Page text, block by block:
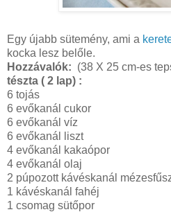
Egy újabb sütemény, ami a
kocka lesz belőle.
Hozzávalók: (38 X 25 cm-es
tészta ( 2 lap) :
6 tojás
6 evőkanál cukor
6 evőkanál víz
6 evőkanál liszt
4 evőkanál kakaópor
4 evőkanál olaj
2 púpozott kávéskanál
1 kávéskanál fahéj
1 csomag sütőpor